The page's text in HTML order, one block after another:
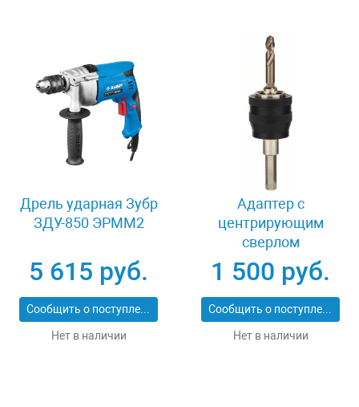
Дрель ударная Зубр
ЗДУ-850 ЭРММ2
5 615 руб.
Сообщить о поступлении
Нет в наличии
Адаптер c
центрирующим
сверлом
шестигранный
хвостовик 8 мм
Bosch Power Change
2608584814
1 500 руб.
Сообщить о поступлении
Нет в наличии